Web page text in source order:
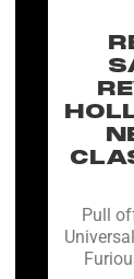
Pull